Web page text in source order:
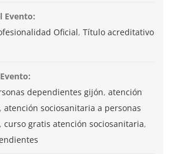
Evento:
Oficial, Título acreditativo
dependientes gijón, atención
, atención sociosanitaria a personas
, curso gratis atención sociosanitaria,